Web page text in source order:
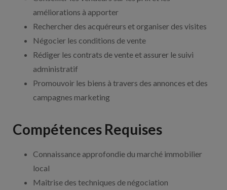
améliorations à apporter
Rechercher des acquéreurs et organiser des visites
Négocier les conditions de vente
Rédiger les contrats de vente et assurer le suivi
administratif
Promouvoir les biens à travers des annonces et des
campagnes marketing
Compétences Requises
Connaissance approfondie du marché immobilier
local
Maîtrise des techniques de négociation